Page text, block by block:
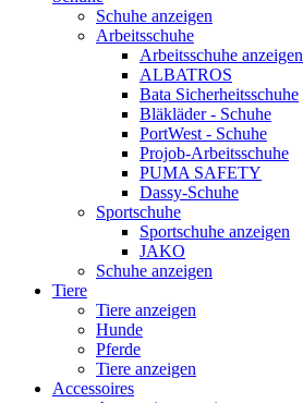
Schuhe anzeigen
Arbeitsschuhe
Arbeitsschuhe anzeigen
ALBATROS
Bata Sicherheitsschuhe
Bläkläder - Schuhe
PortWest - Schuhe
Projob-Arbeitsschuhe
PUMA SAFETY
Dassy-Schuhe
Sportschuhe
Sportschuhe anzeigen
JAKO
Schuhe anzeigen
Tiere
Tiere anzeigen
Hunde
Pferde
Tiere anzeigen
Accessoires